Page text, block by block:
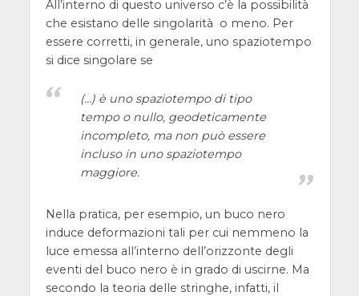
All’interno di questo universo c’è la possibilità
che esistano delle singolarità o meno. Per
essere corretti, in generale, uno spaziotempo
si dice singolare se
(…) è uno spaziotempo di tipo
tempo o nullo, geodeticamente
incompleto, ma non può essere
incluso in uno spaziotempo
maggiore.
Nella pratica, per esempio, un buco nero
induce deformazioni tali per cui nemmeno la
luce emessa all’interno dell’orizzonte degli
eventi del buco nero è in grado di uscirne. Ma
secondo la teoria delle stringhe, infatti, il